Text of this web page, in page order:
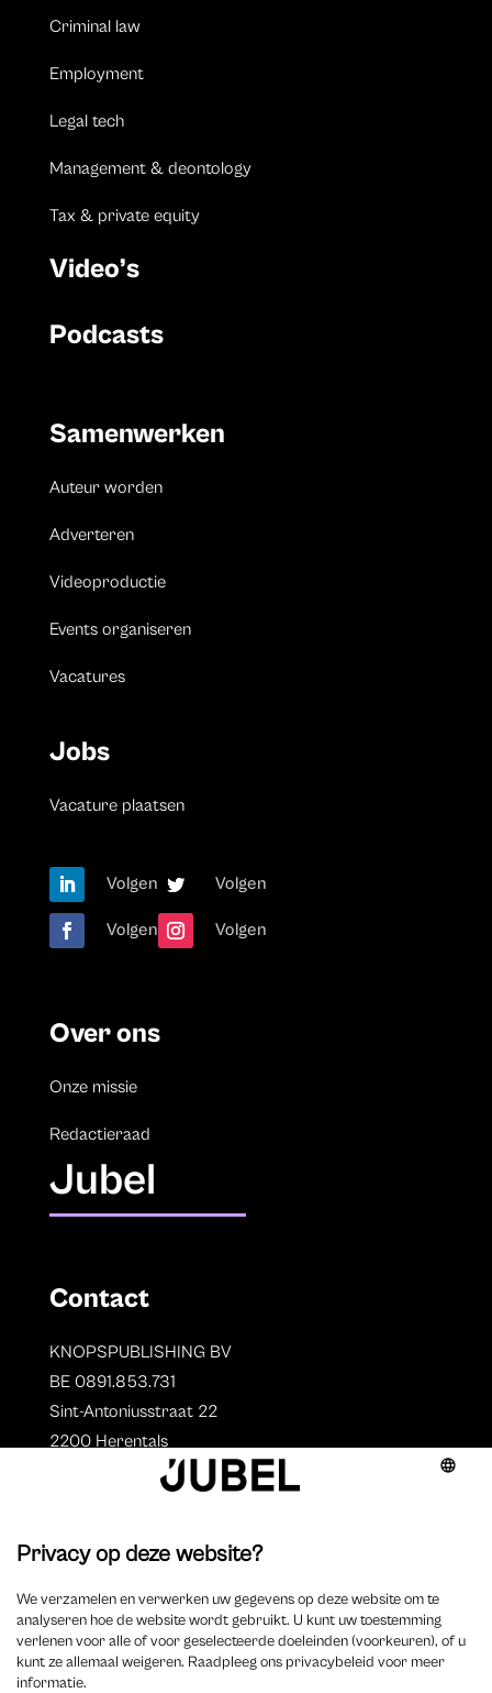
Criminal law
Employment
Legal tech
Management & deontology
Tax & private equity
Video’s
Podcasts
Samenwerken
Auteur worden
Adverteren
Videoproductie
Events organiseren
Vacatures
Jobs
Vacature plaatsen
Volgen Volgen
Volgen Volgen
Over ons
Onze missie
Redactieraad
Jubel
Contact
KNOPSPUBLISHING BV
BE 0891.853.731
Sint-Antoniusstraat 22
2200 Herentals
Auteurs
Overzicht auteurs
Auteur worden?